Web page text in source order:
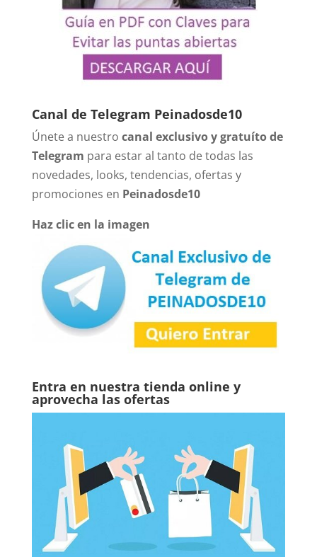
Canal de Telegram Peinadosde10
Únete a nuestro canal exclusivo y gratuíto de
Telegram para estar al tanto de todas las
novedades, looks, tendencias, ofertas y
promociones en Peinadosde10
Haz clic en la imagen
Entra en nuestra tienda online y
aprovecha las ofertas